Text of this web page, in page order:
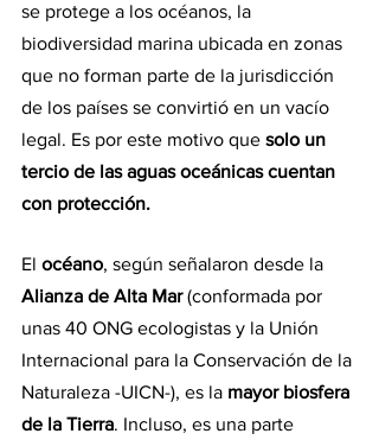
se protege a los océanos, la
biodiversidad marina ubicada en zonas
que no forman parte de la jurisdicción
de los países se convirtió en un vacío
legal. Es por este motivo que solo un
tercio de las aguas oceánicas cuentan
con protección.
El océano, según señalaron desde la
Alianza de Alta Mar (conformada por
unas 40 ONG ecologistas y la Unión
Internacional para la Conservación de la
Naturaleza -UICN-), es la mayor biosfera
de la Tierra. Incluso, es una parte